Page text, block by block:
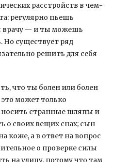
расстройств в чем-
регулярно пьешь
врачу — и ты можешь
Но существует ряд
решить для себя
что ты болен или болен
может только
носить странные шляпы и
о своих вещих снах; сын
коже, а в ответ на вопрос
о проверке силы
на улицу, потому что там